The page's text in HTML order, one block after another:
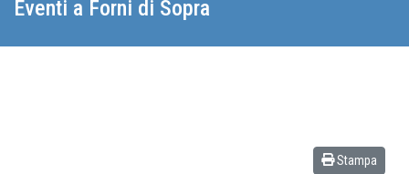
Eventi a Forni di Sopra
Stampa